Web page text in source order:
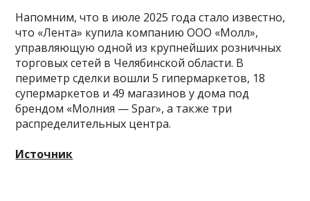
Напомним, что в июле 2025 года стало известно,
что «Лента» купила компанию ООО «Молл»,
управляющую одной из крупнейших розничных
торговых сетей в Челябинской области. В
периметр сделки вошли 5 гипермаркетов, 18
супермаркетов и 49 магазинов у дома под
брендом «Молния — Spar», а также три
распределительных центра.
Источник